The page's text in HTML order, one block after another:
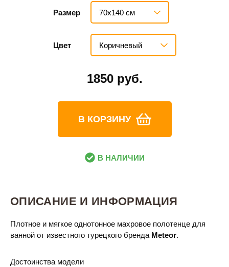
Размер 70х140 см
Цвет Коричневый
1850 руб.
В КОРЗИНУ
В НАЛИЧИИ
ОПИСАНИЕ И ИНФОРМАЦИЯ
Плотное и мягкое однотонное махровое полотенце для
ванной от известного турецкого бренда Meteor.
Достоинства модели